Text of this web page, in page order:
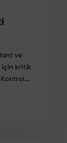
ve
için kritik
Kontrol…